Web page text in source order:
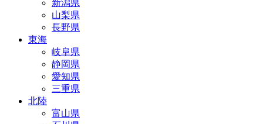
新潟県
山梨県
長野県
東海
岐阜県
静岡県
愛知県
三重県
北陸
富山県